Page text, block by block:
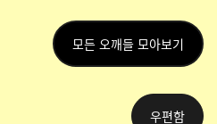
모든 오깨들 모아보기
우편함